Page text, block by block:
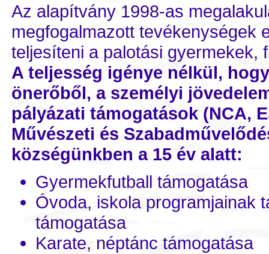
Az alapítvány 1998-as
megfogalmazott tevékenységek
teljesíteni a palotási gyermekek,
A teljesség igénye nélkül,
önerőből, a személyi
pályázati támogatások (NCA,
Művészeti és
községünkben a 15 év alatt:
Gyermekfutball támogatása
Óvoda, iskola programjainak
támogatása
Karate, néptánc támogatása